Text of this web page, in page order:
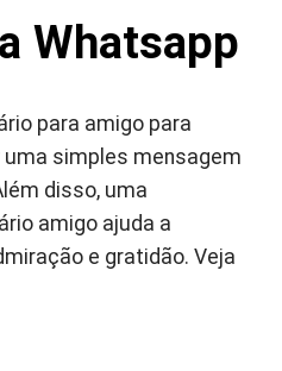
Whatsapp
para amigo para
simples mensagem
disso, uma
amigo ajuda a
e gratidão. Veja